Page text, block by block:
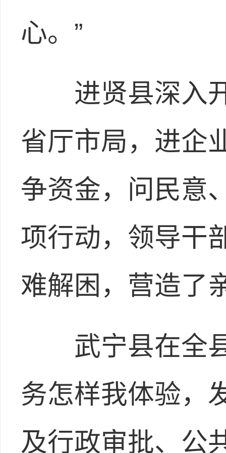
心。”
进贤县深入开
省厅市局，进企
争资金，问民意
项行动，领导干
难解困，营造了
武宁县在全县
务怎样我体验，
及行政审批、公